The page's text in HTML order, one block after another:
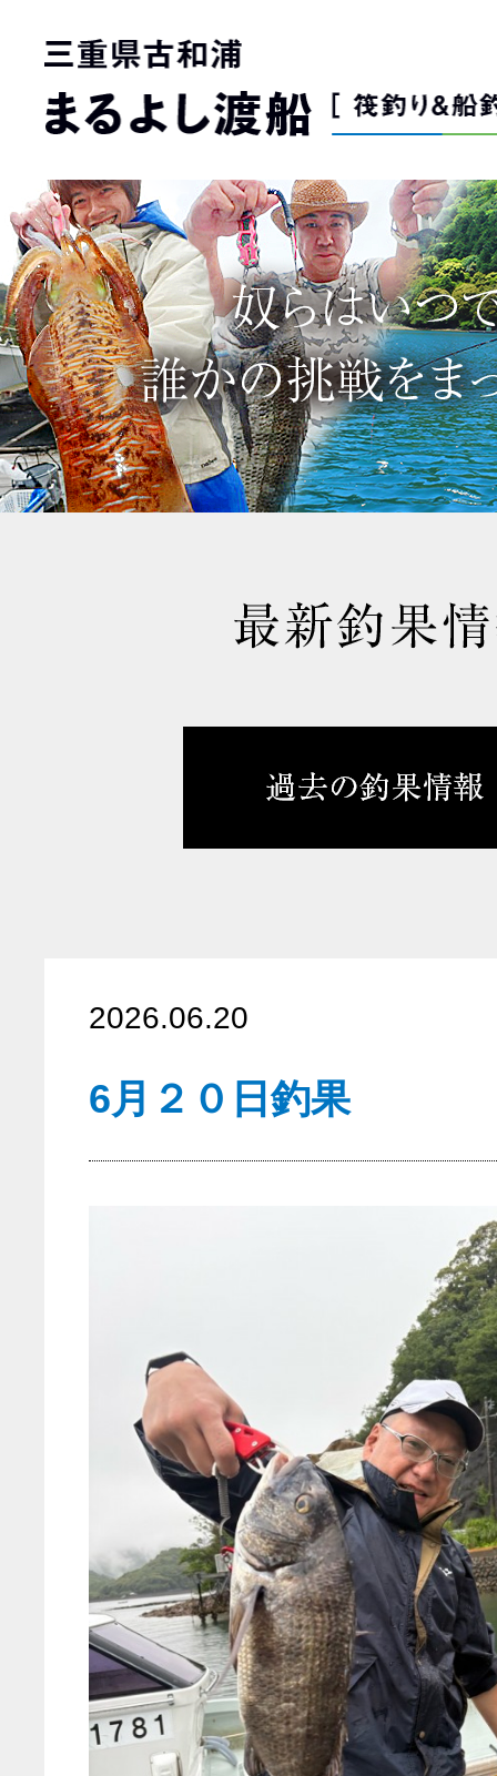
2026.06.20
6月２０日釣果